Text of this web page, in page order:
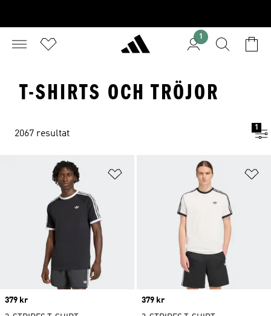
1
T-SHIRTS OCH TRÖJOR
2067 resultat
1
Lägg till på önskelistan
Price
379 kr
Price
379 kr